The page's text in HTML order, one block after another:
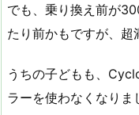
でも、乗り換え前が
たり前かもですが、超
うちの子どもも、
ラーを使わなくなりま